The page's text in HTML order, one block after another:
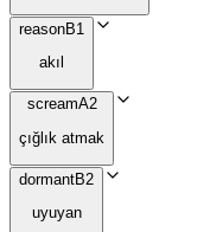
reasonB1
akıl
screamA2
çığlık atmak
dormantB2
uyuyan